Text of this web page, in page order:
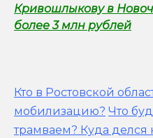
Кривошлыкову в
более 3 млн рублей
Кто в Ростовской
мобилизацию? Что
трамваем? Куда делся